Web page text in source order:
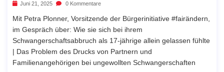
Juni 21, 2025 0 Kommentare
Mit Petra Plonner, Vorsitzende der Bürgerinitiative #fairändern,
im Gespräch über: Wie sie sich bei ihrem
Schwangerschaftsabbruch als 17-jährige allein gelassen fühlte
| Das Problem des Drucks von Partnern und
Familienangehörigen bei ungewollten Schwangerschaften